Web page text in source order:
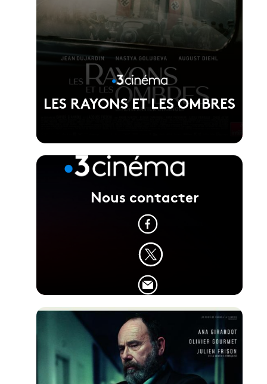
LES RAYONS ET LES OMBRES
Réalisé par Xavier Giannoli
Voir la fiche du film
Nous contacter